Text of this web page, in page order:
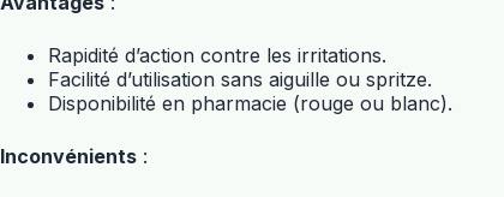
Rapidité d’action contre les irritations.
Facilité d’utilisation sans aiguille ou spritze.
Disponibilité en pharmacie (rouge ou blanc).
Inconvénients :